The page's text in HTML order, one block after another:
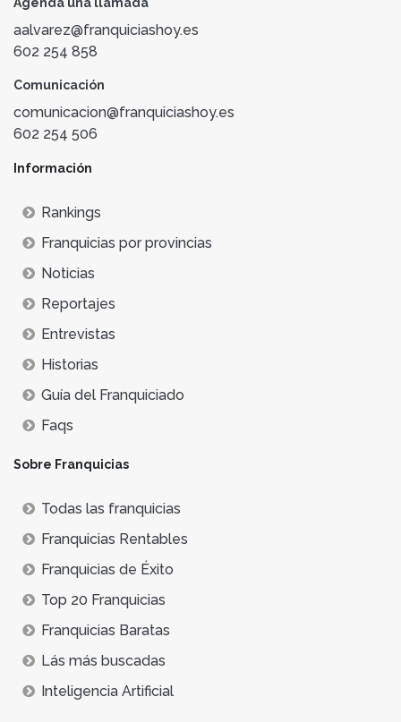
aalvarez@franquiciashoy.es
602 254 858
Comunicación
comunicacion@franquiciashoy.es
602 254 506
Información
Rankings
Franquicias por provincias
Noticias
Reportajes
Entrevistas
Historias
Guía del Franquiciado
Faqs
Sobre Franquicias
Todas las franquicias
Franquicias Rentables
Franquicias de Éxito
Top 20 Franquicias
Franquicias Baratas
Lás más buscadas
Inteligencia Artificial